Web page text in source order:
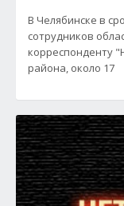
В Челябинске в
сотрудников
корреспонденту
района, около 17